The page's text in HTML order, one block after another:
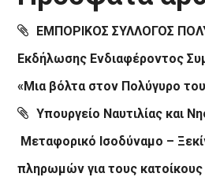
ΕΜΠΟΡΙΚΟΣ ΣΥΛΛΟΓΟΣ
Εκδήλωσης Ενδιαφέροντος
«Μια βόλτα στον Πολύγυρο του
Υπουργείο Ναυτιλίας και
Μεταφορικό Ισοδύναμο –
πληρωμών για τους